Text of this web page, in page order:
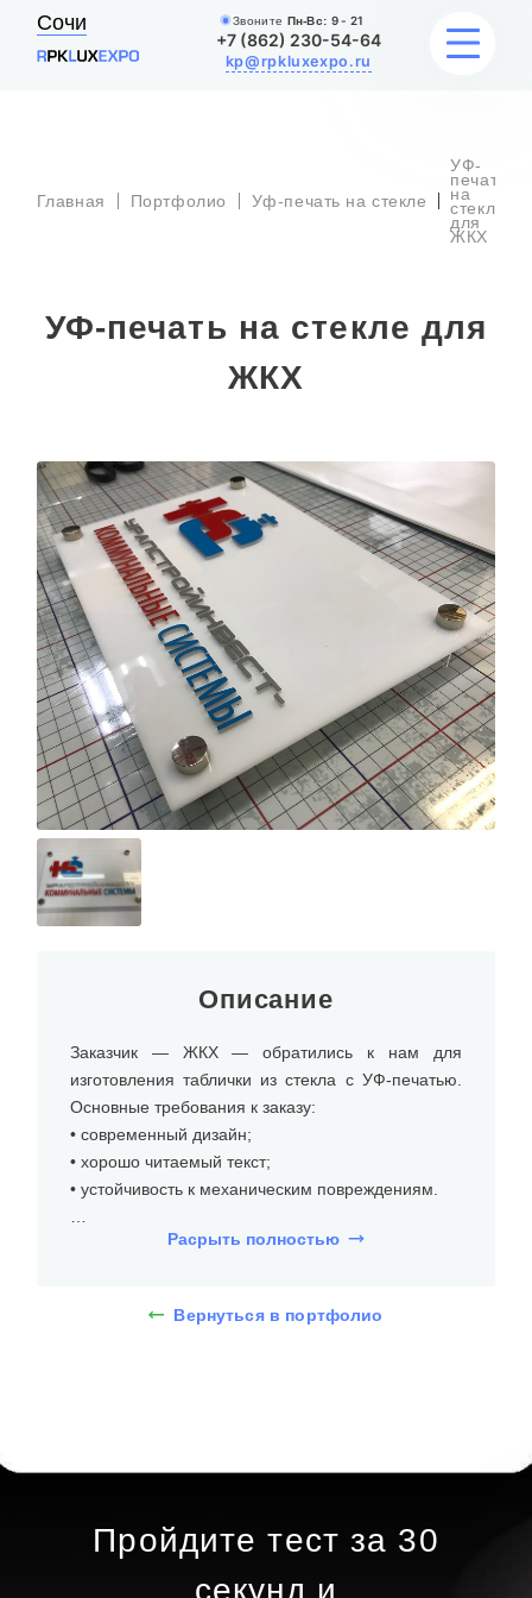
Сочи Звоните Пн-Вс: 9 - 21
+7 (862) 230-54-64
kp@rpkluxexpo.ru
Главная Портфолио Уф-печать на стекле
УФ-
печать
на
стекле
для
ЖКХ
УФ-печать на стекле для
ЖКХ
Описание
Заказчик — ЖКХ — обратились к нам для
изготовления таблички из стекла с УФ-печатью.
Основные требования к заказу:
• современный дизайн;
• хорошо читаемый текст;
• устойчивость к механическим повреждениям.
Для проекта были оформлены таблички из
стильное решение для оформления офисов,
Расрыть полностью
Вернуться в портфолио
Пройдите тест за 30